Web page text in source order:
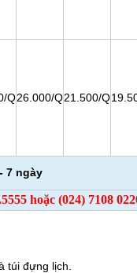
Q26.000/Q21.500/Q
7 ngày
hoặc (024) 7108
túi đựng lịch.